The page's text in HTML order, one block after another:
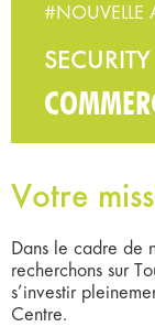
#NOUVELLE
Votre
Dans le cadre de
recherchons sur
s’investir
Centre.